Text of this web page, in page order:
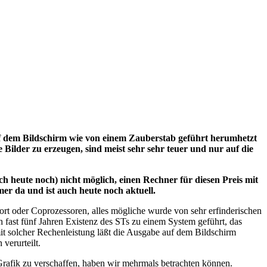
Bildschirm wie von einem Zauberstab geführt herumhetzt
zu erzeugen, sind meist sehr sehr teuer und nur auf die
heute noch) nicht möglich, einen Rechner für diesen Preis mit
da und ist auch heute noch aktuell.
oder Coprozessoren, alles mögliche wurde von sehr erfinderischen
fünf Jahren Existenz des STs zu einem System geführt, das
Rechenleistung läßt die Ausgabe auf dem Bildschirm
verurteilt.
zu verschaffen, haben wir mehrmals betrachten können.